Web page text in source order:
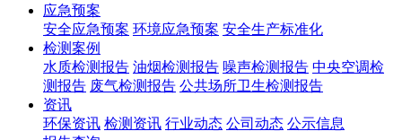
应急预案
安全应急预案 环境应急预案 安全生产标准化
检测案例
水质检测报告 油烟检测报告 噪声检测报告 中央空调检
测报告 废气检测报告 公共场所卫生检测报告
资讯
环保资讯 检测资讯 行业动态 公司动态 公示信息